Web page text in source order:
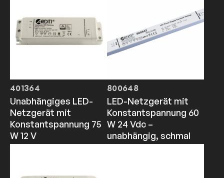
401364
Unabhängiges LED-
Netzgerät mit
Konstantspannung 75
W 12 V
800648
LED-Netzgerät mit
Konstantspannung 60
W 24 Vdc –
unabhängig, schmal